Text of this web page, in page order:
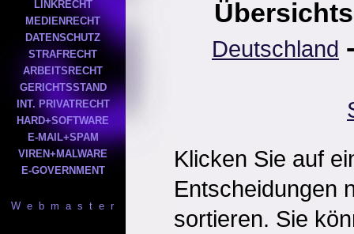
LINKRECHT
MEDIENRECHT
DATENSCHUTZ
STRAFRECHT
ARBEITSRECHT
GERICHTSSTAND
INT. PRIVATRECHT
HARD+SOFTWARE
E-MAIL+SPAM
VIREN+MALWARE
E-GOVERNMENT
W e b m a s t e r
Deutschland
Klicken Sie auf
Entscheidungen
sortieren. Sie